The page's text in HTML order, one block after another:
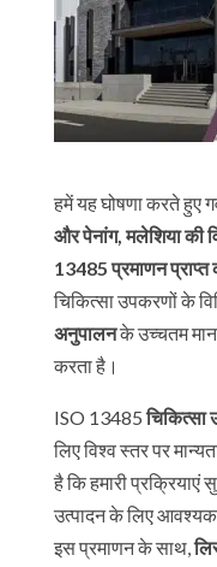
हमें यह घोषणा करते हुए
और पेनांग, मलेशिया की
13485 प्रमाणन प्राप्त
चिकित्सा उपकरणों के
अनुपालनके उच्चतम
करता है।
ISO 13485चिकित्सा
लिए विश्व स्तर पर
है कि हमारी प्रक्रियाएं
उत्पादन के लिए
इस प्रमाणन के साथ,